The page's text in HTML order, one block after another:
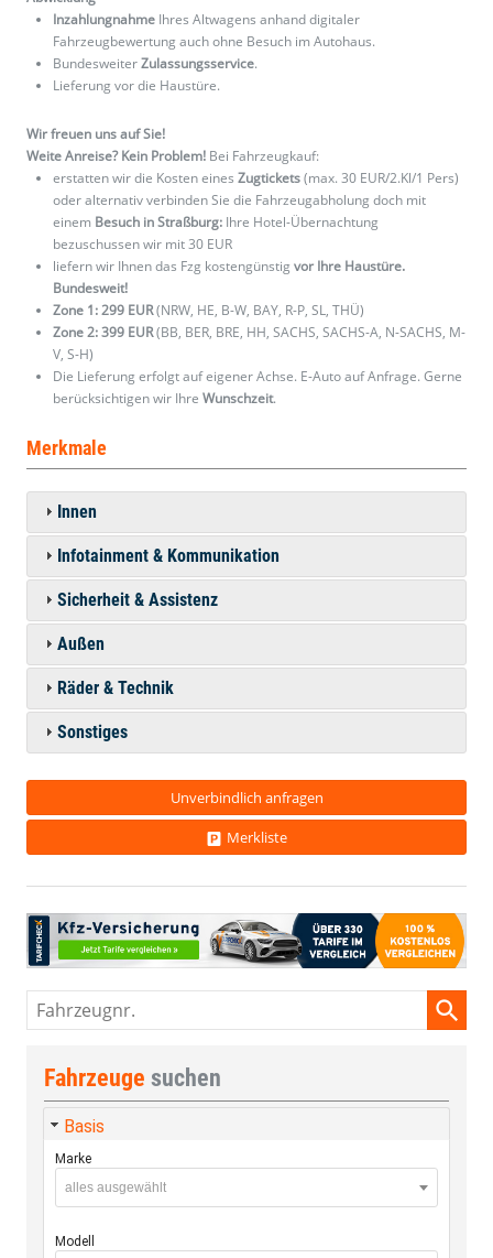
Inzahlungnahme Ihres Altwagens anhand digitaler
Fahrzeugbewertung auch ohne Besuch im Autohaus.
BundesweiterZulassungsservice.
Lieferung vor die Haustüre.
Wir freuen uns auf Sie!
Weite Anreise? Kein Problem! Bei Fahrzeugkauf:
erstatten wir die Kosten eines Zugtickets(max. 30 EUR/2.Kl/1 Pers)
oder alternativ verbinden Sie die Fahrzeugabholung doch mit
einem Besuch in Straßburg: Ihre Hotel-Übernachtung
bezuschussen wir mit 30 EUR
liefern wir Ihnen das Fzg kostengünstig vor Ihre Haustüre.
Bundesweit!
Zone 1: 299 EUR(NRW, HE, B-W, BAY, R-P, SL, THÜ)
Zone 2: 399 EUR(BB, BER, BRE, HH, SACHS, SACHS-A, N-SACHS, M-
V, S-H)
Die Lieferung erfolgt auf eigener Achse. E-Auto auf Anfrage. Gerne
berücksichtigen wir Ihre Wunschzeit.
Merkmale
Innen
Infotainment & Kommunikation
Sicherheit & Assistenz
Außen
Räder & Technik
Sonstiges
Unverbindlich anfragen
Merkliste
Fahrzeugnr.
Fahrzeuge suchen
Basis
Marke
alles ausgewählt
Modell